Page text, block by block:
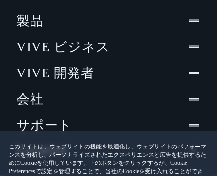
このサイトは、ウェブサイトの機能を最適化し、ウェブサイトのパフォーマ
ンスを分析し、パーソナライズされたエクスペリエンスと広告を提供するた
めにCookieを使用しています。下のボタンをクリックするか、Cookie
Preferencesで設定を管理することで、当社のCookieを受け入れることができ
製品
VIVE ビジネス
VIVE 開発者
会社
サポート
Location